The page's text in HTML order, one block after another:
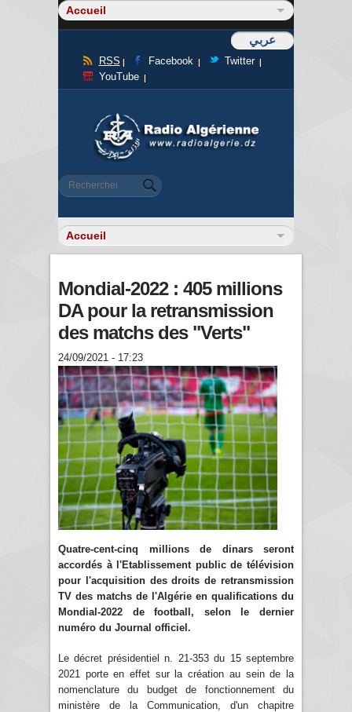
عربي
RSS Facebook
Twitter
YouTube
Formulaire de recherche
Rechercher
Mondial-2022 : 405 millions
DA pour la retransmission
des matchs des "Verts"
24/09/2021 - 17:23
Quatre-cent-cinq millions de dinars seront
accordés à l'Etablissement public de télévision
pour l'acquisition des droits de retransmission
TV des matchs de l'Algérie en qualifications du
Mondial-2022 de football, selon le dernier
numéro du Journal officiel.
Le décret présidentiel n. 21-353 du 15 septembre
2021 porte en effet sur la création au sein de la
nomenclature du budget de fonctionnement du
ministère de la Communication, d'un chapitre